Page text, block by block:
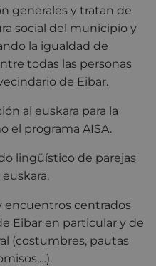
generales y tratan de
social del municipio y
la igualdad de
todas las personas
de Eibar.
al euskara para la
el programa AISA.
lingüístico de parejas
encuentros centrados
Eibar en particular y de
(costumbres, pautas